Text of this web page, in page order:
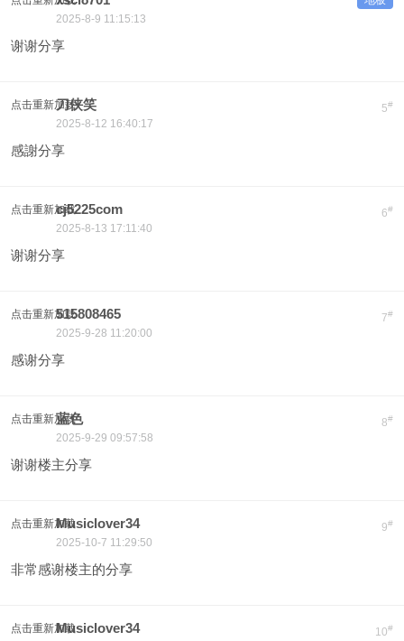
2025-8-9 11:15:13
谢谢分享
点击重新加载 5#
刀侠笑
2025-8-12 16:40:17
感謝分享
点击重新加载 6#
cj5225com
2025-8-13 17:11:40
谢谢分享
点击重新加载 7#
515808465
2025-9-28 11:20:00
感谢分享
点击重新加载 8#
蓝色
2025-9-29 09:57:58
谢谢楼主分享
点击重新加载 9#
Musiclover34
2025-10-7 11:29:50
非常感谢楼主的分享
点击重新加载 10#
Musiclover34